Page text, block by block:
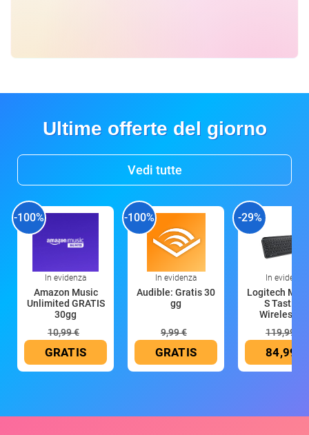
Ultime offerte del giorno
Vedi tutte
-100%
In evidenza
Amazon Music
Unlimited GRATIS
30gg
10,99 €
GRATIS
-100%
In evidenza
Audible: Gratis 30
gg
9,99 €
GRATIS
-29%
In evidenza
Logitech MX
S Tastiera
Wireless
119,99 €
84,99 €